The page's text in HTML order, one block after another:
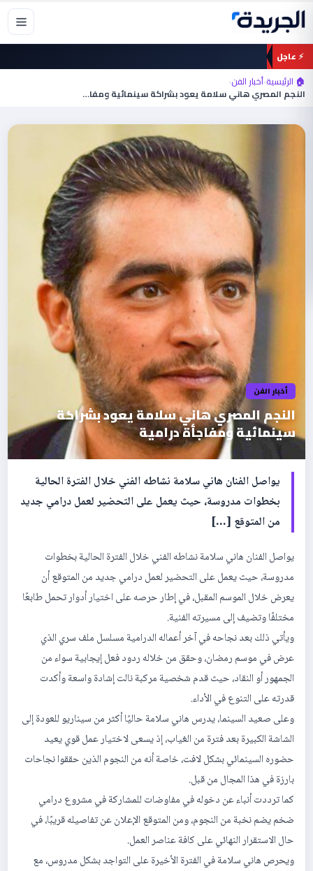
تخطي
المحتوى
⚡ عاجل
🏠 الرئيسية›أخبار الفن›
النجم المصري هاني سلامة يعود بشراكة سينمائية ومفاجأة…
أخبار الفن
النجم المصري هاني سلامة يعود بشراكة
سينمائية ومفاجأة درامية
يواصل الفنان هاني سلامة نشاطه الفني خلال الفترة الحالية
بخطوات مدروسة، حيث يعمل على التحضير لعمل درامي جديد
من المتوقع […]
يواصل الفنان هاني سلامة نشاطه الفني خلال الفترة الحالية بخطوات
مدروسة، حيث يعمل على التحضير لعمل درامي جديد من المتوقع أن
يعرض خلال الموسم المقبل، في إطار حرصه على اختيار أدوار تحمل طابعًا
مختلفًا وتضيف إلى مسيرته الفنية.
ويأتي ذلك بعد نجاحه في آخر أعماله الدرامية مسلسل ملف سري الذي
عرض في موسم رمضان، وحقق من خلاله ردود فعل إيجابية سواء من
الجمهور أو النقاد، حيث قدم شخصية مركبة نالت إشادة واسعة وأكدت
قدرته على التنوع في الأداء.
وعلى صعيد السينما، يدرس هاني سلامة حاليًا أكثر من سيناريو للعودة إلى
الشاشة الكبيرة بعد فترة من الغياب، إذ يسعى لاختيار عمل قوي يعيد
حضوره السينمائي بشكل لافت، خاصة أنه من النجوم الذين حققوا نجاحات
بارزة في هذا المجال من قبل.
كما ترددت أنباء عن دخوله في مفاوضات للمشاركة في مشروع درامي
ضخم يضم نخبة من النجوم، ومن المتوقع الإعلان عن تفاصيله قريبًا، في
حال الاستقرار النهائي على كافة عناصر العمل.
ويحرص هاني سلامة في الفترة الأخيرة على التواجد بشكل مدروس، مع